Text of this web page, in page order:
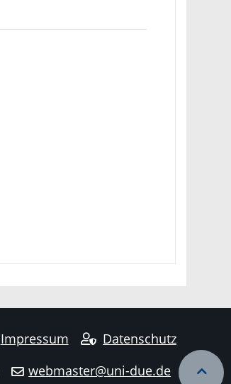
Impressum
Datenschutz
webmaster@uni-due.de